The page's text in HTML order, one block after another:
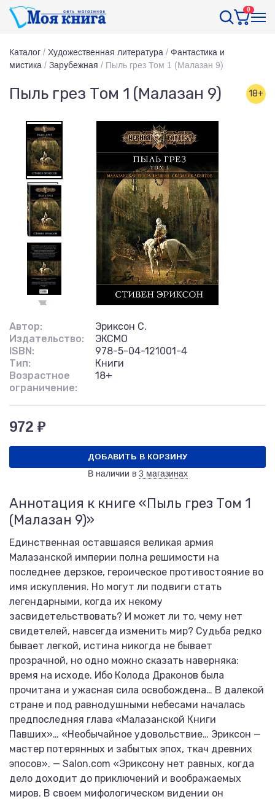
0
Каталог / Художественная литература / Фантастика и
мистика / Зарубежная / Пыль грез Том 1 (Малазан 9)
Пыль грез Том 1 (Малазан 9) 18+
Автор:
Эриксон С.
Издательство:
ЭКСМО
ISBN:
978-5-04-121001-4
Тип:
Книги
Возрастное
ограничение:
18+
972 ₽
ДОБАВИТЬ В КОРЗИНУ
В наличии в 3 магазинах
Аннотация к книге «Пыль грез Том 1
(Малазан 9)»
Единственная оставшаяся великая армия
Малазанской империи полна решимости на
последнее дерзкое, героическое противостояние во
имя искупления. Но могут ли подвиги стать
легендарными, когда их некому
засвидетельствовать? И может ли то, чему нет
свидетелей, навсегда изменить мир? Судьба редко
бывает легкой, истина никогда не бывает
прозрачной, но одно можно сказать наверняка:
время на исходе. Ибо Колода Драконов была
прочитана и ужасная сила освобождена… В далекой
стране и под равнодушными небесами началась
предпоследняя глава «Малазанской Книги
Павших»… «Необычайное удовольствие… Эриксон —
мастер потерянных и забытых эпох, ткач древних
эпосов». — Salon.com «Эриксону нет равных, когда
дело доходит до приключений и воображаемых
миров. В своем мифологическом видении он